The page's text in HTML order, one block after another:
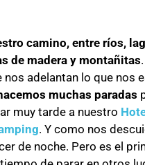
camino, entre ríos,
de madera y montañitas
nos adelantan lo que nos
muchas paradas
muy tarde a nuestro
. Y como nos
de noche. Pero es el